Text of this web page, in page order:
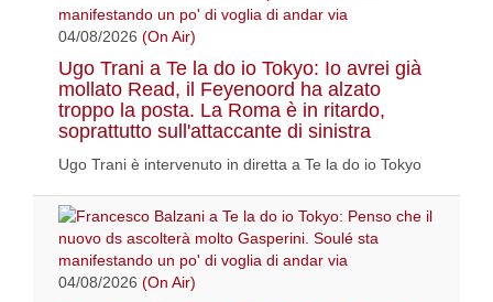
04/08/2026 (On Air)
Ugo Trani a Te la do io Tokyo: Io avrei già
mollato Read, il Feyenoord ha alzato
troppo la posta. La Roma è in ritardo,
soprattutto sull'attaccante di sinistra
Ugo Trani è intervenuto in diretta a Te la do io Tokyo
04/08/2026 (On Air)